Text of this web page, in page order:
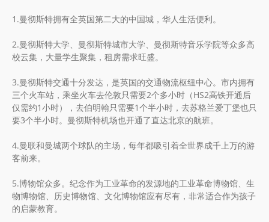
1.曼彻斯特拥有全英国第二大的中国城，华人生活便利。
2.曼彻斯特大学、曼彻斯特城市大学、曼彻斯特音乐学院等众多高
校云集，大量学生聚集，租房需求旺盛。
3.曼彻斯特交通十分发达，是英国的交通物流枢纽中心。市内拥有
三个火车站，乘坐火车去伦敦只需要2个多小时（HS2高铁开通后
仅需约1小时），去伯明翰只需要1个半小时，去苏格兰爱丁堡也只
要3个半小时。曼彻斯特机场也开通了直达北京的航班。
4.曼联和曼城两个球队的主场，每年都吸引着全世界成千上万的游
客前来。
5.博物馆众多。纪念作为工业革命的发源地的工业革命博物馆、生
物博物馆、历史博物馆、文化博物馆应有尽有，非常适合作为孩子
的启蒙教育。